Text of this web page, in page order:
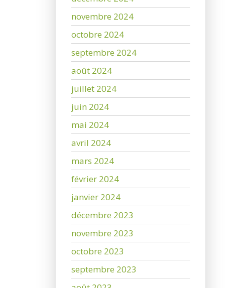
novembre 2024
octobre 2024
septembre 2024
août 2024
juillet 2024
juin 2024
mai 2024
avril 2024
mars 2024
février 2024
janvier 2024
décembre 2023
novembre 2023
octobre 2023
septembre 2023